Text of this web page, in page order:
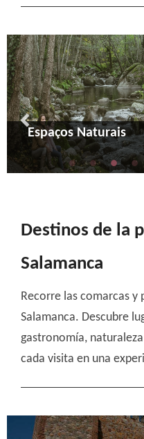
Arqueologia
Cultural
Espaços Naturais
Atividades na
Enoturismo e
Turismo Religioso
Artesanato e vida
Montanha e neve
Cicloturismo
Destinos de la
Salamanca
Recorre las comarcas y
Salamanca. Descubre
gastronomía,
cada visita en una